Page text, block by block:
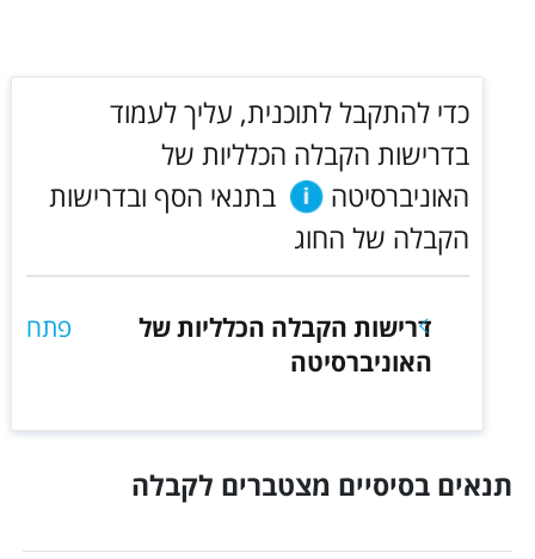
כדי להתקבל לתוכנית, עליך לעמוד
בדרישות הקבלה הכלליות של
האוניברסיטה
בתנאי הסף ובדרישות
הקבלה של החוג
דרישות הקבלה הכלליות של
האוניברסיטה
פתח
תנאים בסיסיים מצטברים לקבלה